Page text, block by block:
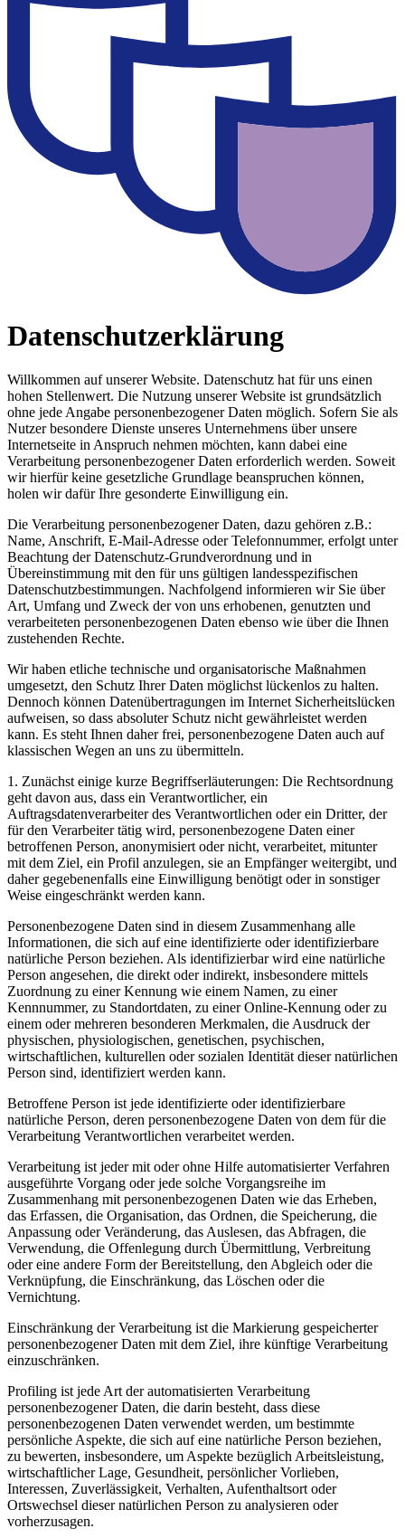
Datenschutzerklärung
Willkommen auf unserer Website. Datenschutz hat für uns einen
hohen Stellenwert. Die Nutzung unserer Website ist grundsätzlich
ohne jede Angabe personenbezogener Daten möglich. Sofern Sie als
Nutzer besondere Dienste unseres Unternehmens über unsere
Internetseite in Anspruch nehmen möchten, kann dabei eine
Verarbeitung personenbezogener Daten erforderlich werden. Soweit
wir hierfür keine gesetzliche Grundlage beanspruchen können,
holen wir dafür Ihre gesonderte Einwilligung ein.
Die Verarbeitung personenbezogener Daten, dazu gehören z.B.:
Name, Anschrift, E-Mail-Adresse oder Telefonnummer, erfolgt unter
Beachtung der Datenschutz-Grundverordnung und in
Übereinstimmung mit den für uns gültigen landesspezifischen
Datenschutzbestimmungen. Nachfolgend informieren wir Sie über
Art, Umfang und Zweck der von uns erhobenen, genutzten und
verarbeiteten personenbezogenen Daten ebenso wie über die Ihnen
zustehenden Rechte.
Wir haben etliche technische und organisatorische Maßnahmen
umgesetzt, den Schutz Ihrer Daten möglichst lückenlos zu halten.
Dennoch können Datenübertragungen im Internet Sicherheitslücken
aufweisen, so dass absoluter Schutz nicht gewährleistet werden
kann. Es steht Ihnen daher frei, personenbezogene Daten auch auf
klassischen Wegen an uns zu übermitteln.
1. Zunächst einige kurze Begriffserläuterungen: Die Rechtsordnung
geht davon aus, dass ein Verantwortlicher, ein
Auftragsdatenverarbeiter des Verantwortlichen oder ein Dritter, der
für den Verarbeiter tätig wird, personenbezogene Daten einer
betroffenen Person, anonymisiert oder nicht, verarbeitet, mitunter
mit dem Ziel, ein Profil anzulegen, sie an Empfänger weitergibt, und
daher gegebenenfalls eine Einwilligung benötigt oder in sonstiger
Weise eingeschränkt werden kann.
Personenbezogene Daten sind in diesem Zusammenhang alle
Informationen, die sich auf eine identifizierte oder identifizierbare
natürliche Person beziehen. Als identifizierbar wird eine natürliche
Person angesehen, die direkt oder indirekt, insbesondere mittels
Zuordnung zu einer Kennung wie einem Namen, zu einer
Kennnummer, zu Standortdaten, zu einer Online-Kennung oder zu
einem oder mehreren besonderen Merkmalen, die Ausdruck der
physischen, physiologischen, genetischen, psychischen,
wirtschaftlichen, kulturellen oder sozialen Identität dieser natürlichen
Person sind, identifiziert werden kann.
Betroffene Person ist jede identifizierte oder identifizierbare
natürliche Person, deren personenbezogene Daten von dem für die
Verarbeitung Verantwortlichen verarbeitet werden.
Verarbeitung ist jeder mit oder ohne Hilfe automatisierter Verfahren
ausgeführte Vorgang oder jede solche Vorgangsreihe im
Zusammenhang mit personenbezogenen Daten wie das Erheben,
das Erfassen, die Organisation, das Ordnen, die Speicherung, die
Anpassung oder Veränderung, das Auslesen, das Abfragen, die
Verwendung, die Offenlegung durch Übermittlung, Verbreitung
oder eine andere Form der Bereitstellung, den Abgleich oder die
Verknüpfung, die Einschränkung, das Löschen oder die
Vernichtung.
Einschränkung der Verarbeitung ist die Markierung gespeicherter
personenbezogener Daten mit dem Ziel, ihre künftige Verarbeitung
einzuschränken.
Profiling ist jede Art der automatisierten Verarbeitung
personenbezogener Daten, die darin besteht, dass diese
personenbezogenen Daten verwendet werden, um bestimmte
persönliche Aspekte, die sich auf eine natürliche Person beziehen,
zu bewerten, insbesondere, um Aspekte bezüglich Arbeitsleistung,
wirtschaftlicher Lage, Gesundheit, persönlicher Vorlieben,
Interessen, Zuverlässigkeit, Verhalten, Aufenthaltsort oder
Ortswechsel dieser natürlichen Person zu analysieren oder
vorherzusagen.